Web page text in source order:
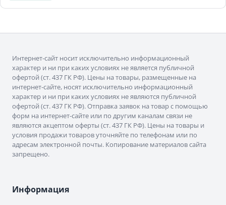
Интернет-сайт носит исключительно информационный
характер и ни при каких условиях не является публичной
офертой (ст. 437 ГК РФ). Цены на товары, размещенные на
интернет-сайте, носят исключительно информационный
характер и ни при каких условиях не являются публичной
офертой (ст. 437 ГК РФ). Отправка заявок на товар с помощью
форм на интернет-сайте или по другим каналам связи не
являются акцептом оферты (ст. 437 ГК РФ). Цены на товары и
условия продажи товаров уточняйте по телефонам или по
адресам электронной почты. Копирование материалов сайта
запрещено.
Информация